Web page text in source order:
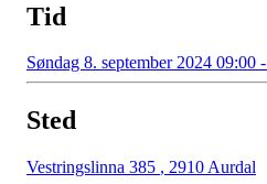
Tid
Søndag 8. september 2024 09:00
Sted
Vestringslinna 385 , 2910 Aurdal